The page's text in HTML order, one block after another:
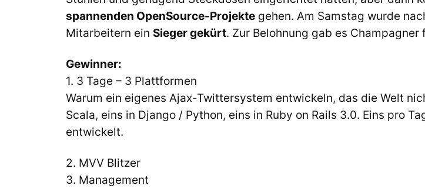
spannenden OpenSource-Projekte gehen. Am Samstag wurde
Mitarbeitern ein Sieger gekürt. Zur Belohnung gab es Champagner
Gewinner:
1. 3 Tage – 3 Plattformen
Warum ein eigenes Ajax-Twittersystem entwickeln, das die Welt
Scala, eins in Django / Python, eins in Ruby on Rails 3.0. Eins pro
entwickelt.
2. MVV Blitzer
3. Management